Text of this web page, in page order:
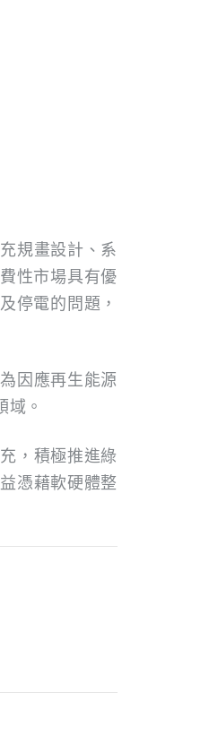
規畫設計、系
性市場具有優
停電的問題，
因應再生能源
域。
，積極推進綠
憑藉軟硬體整